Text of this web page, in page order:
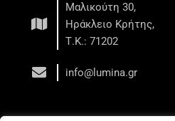
Μαλικούτη 30,
Ηράκλειο Κρήτης,
Τ.Κ.: 71202
info@lumina.gr